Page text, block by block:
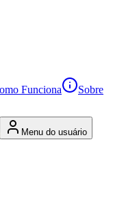
Funciona
Sobre
Menu do usuário